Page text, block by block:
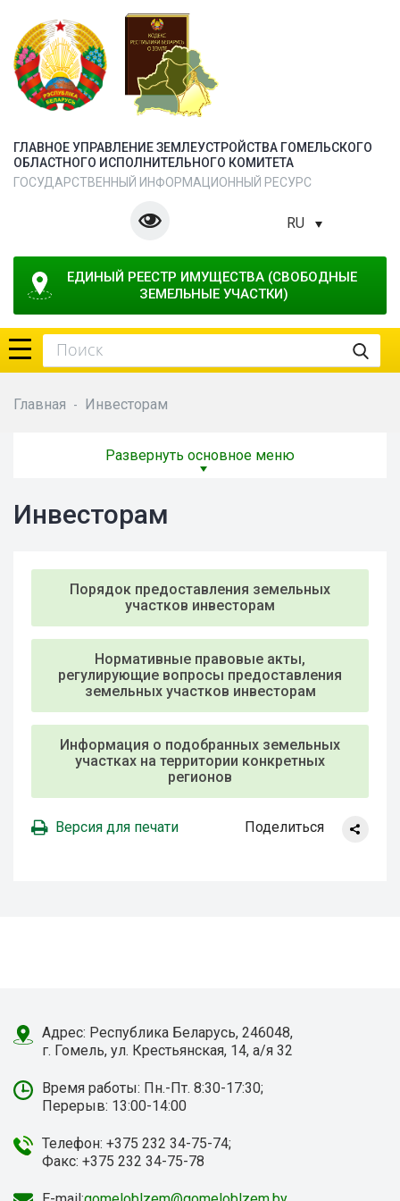
ГЛАВНОЕ УПРАВЛЕНИЕ ЗЕМЛЕУСТРОЙСТВА ГОМЕЛЬСКОГО
ОБЛАСТНОГО ИСПОЛНИТЕЛЬНОГО КОМИТЕТА
ГОСУДАРСТВЕННЫЙ ИНФОРМАЦИОННЫЙ РЕСУРС
RU
ЕДИНЫЙ РЕЕСТР ИМУЩЕСТВА (СВОБОДНЫЕ
ЗЕМЕЛЬНЫЕ УЧАСТКИ)
Главная - Инвесторам
Развернуть основное меню
Инвесторам
Порядок предоставления земельных
участков инвесторам
Нормативные правовые акты,
регулирующие вопросы предоставления
земельных участков инвесторам
Информация о подобранных земельных
участках на территории конкретных
регионов
Версия для печати Поделиться
Адрес: Республика Беларусь, 246048,
г. Гомель, ул. Крестьянская, 14, а/я 32
Время работы: Пн.-Пт. 8:30-17:30;
Перерыв: 13:00-14:00
Телефон: +375 232 34-75-74;
Факс: +375 232 34-75-78